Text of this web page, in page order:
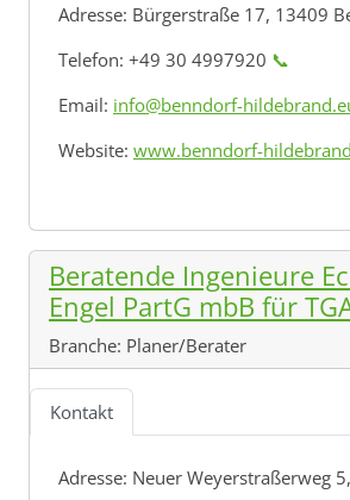
Adresse: Bürgerstraße 17, 13409
Telefon: +49 30 4997920 📞
Email: info@benndorf-
Website: www.benndorf-
Beratende Ingenieure
Engel PartG mbB für
Branche: Planer/Berater
Kontakt
Adresse: Neuer Weyerstraßerweg